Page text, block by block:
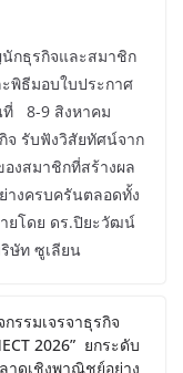
กธุรกิจและสมาชิก
พิธีมอบใบประกาศ
ที่ 8-9 สิงหาคม
จ รับฟังวิสัยทัศน์จาก
งสมาชิกที่สร้างผล
างครบครันตลอดทั้ง
ยโดย ดร.ปิยะวัฒน์
ษัท ซูเลียน
รรมเจรจาธุรกิจ
2026” ยกระดับ
ดเชิงพาณิชย์อย่าง